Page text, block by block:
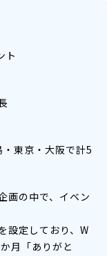
ト
東京・大阪で計5
画の中で、イベン
設定しており、W
月「ありがと